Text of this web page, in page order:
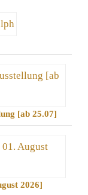
[ab 25.07]
2026]